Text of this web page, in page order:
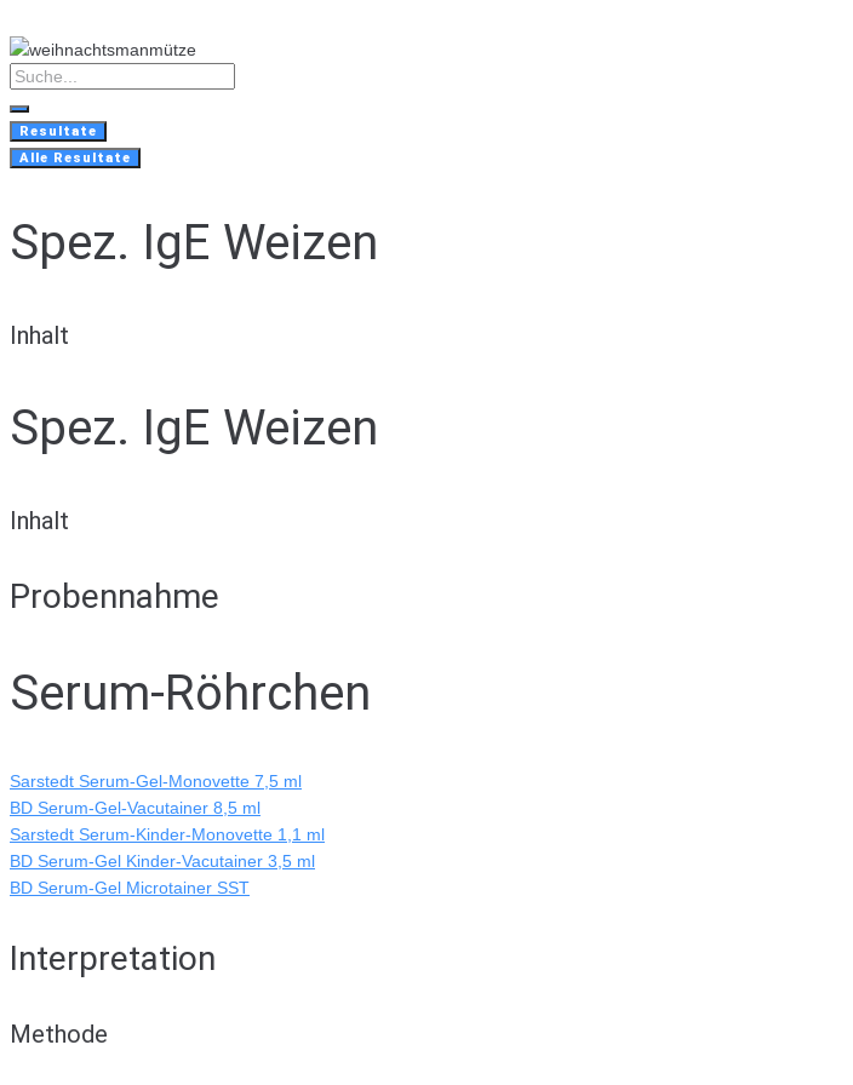
to
content
Search
...
Resultate
Alle Resultate
Spez. IgE Weizen
Inhalt
Spez. IgE Weizen
Inhalt
Probennahme
Serum-Röhrchen
Sarstedt Serum-Gel-Monovette 7,5 ml
BD Serum-Gel-Vacutainer 8,5 ml
Sarstedt Serum-Kinder-Monovette 1,1 ml
BD Serum-Gel Kinder-Vacutainer 3,5 ml
BD Serum-Gel Microtainer SST
Interpretation
Methode